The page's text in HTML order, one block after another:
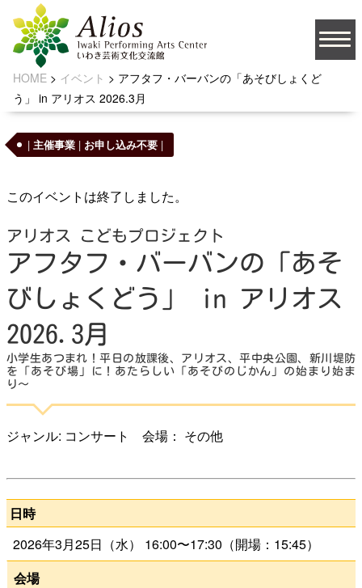
背景の色
ソーシャルメディア
お問い合わせ
よくある質問
いわきアリオスとは
HOME > イベント > アフタフ・バーバンの「あそびしょくど
う」 in アリオス 2026.3月
| 主催事業 | お申し込み不要 |
このイベントは終了しました。
アリオス こどもプロジェクト
アフタフ・バーバンの「あそ
びしょくどう」 in アリオス
2026.3月
小学生あつまれ！平日の放課後、アリオス、平中央公園、新川堤防
を「あそび場」に！あたらしい「あそびのじかん」の始まり始ま
り〜
ジャンル: コンサート 会場： その他
日時
2026年3月25日（水） 16:00〜17:30（開場：15:45）
会場